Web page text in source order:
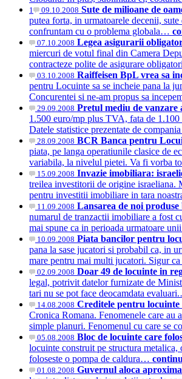
1 09.10.2008 Sute de milioane de
putea forta, in urmatoarele decenii,
confruntam cu o problema globala…
07.10.2008 Legea asigurarii
miercuri de votul final din Camera
contracteze polite de asigurare
03.10.2008 Raiffeisen BpL vrea sa
pentru Locuinte sa se incheie pana la
Concurentei si ne-am propus sa
29.09.2008 Pretul mediu de vanzare
1.500 euro/mp plus TVA, fata de
Datele statistice prezentate de
28.09.2008 BCR Banca pentru
piata, pe langa operatiunile clasice de
variabila, la nivelul pietei. Va fi vorba
15.09.2008 Invazie imobiliara:
treilea investitorii de origine israeliana.
pentru investitii imobiliare in tara
11.09.2008 Lansarea de noi
numarul de tranzactii imobiliare a fost
mai spune ca in perioada urmatoare
10.09.2008 Piata bancilor pentru
pana la sase jucatori si probabil ca, in
mare pentru mai multi jucatori. Sigur
02.09.2008 Doar 49 de locuinte in
legal, potrivit datelor furnizate de
tari nu se pot face deocamdata
14.08.2008 Creditele pentru
Cronica Romana. Fenomenele care au
simple planuri. Fenomenul cu care se
05.08.2008 Bloc de locuinte care
locuinte construit pe structura
foloseste o pompa de caldura…
01.08.2008 Guvernul aloca